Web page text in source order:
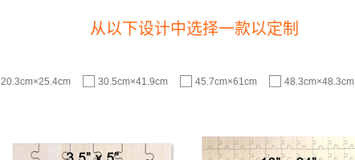
从以下设计中选择一款以定制
20.3cm×25.4cm 30.5cm×41.9cm 45.7cm×61cm 48.3cm×48.3cm